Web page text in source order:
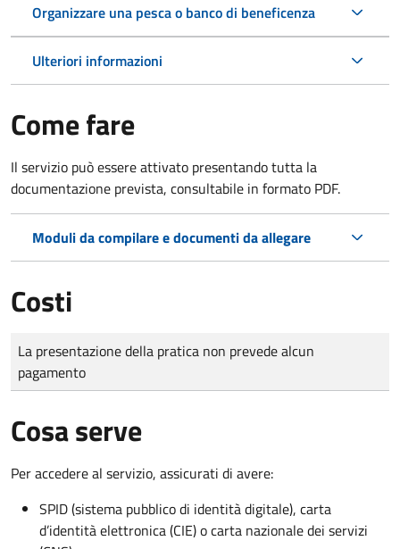
Organizzare una pesca o banco di beneficenza
Ulteriori informazioni
Come fare
Il servizio può essere attivato presentando tutta la
documentazione prevista, consultabile in formato PDF.
Moduli da compilare e documenti da allegare
Costi
Tipo di pagamento
Importo
La presentazione della pratica non prevede alcun
pagamento
Cosa serve
Per accedere al servizio, assicurati di avere:
SPID (sistema pubblico di identità digitale), carta
d’identità elettronica (CIE) o carta nazionale dei servizi